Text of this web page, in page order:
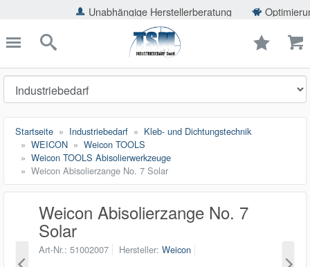
Unabhängige Herstellerberatung Optimierung der
schließen
Suche
Startseite Industriebedarf
Kleb- und Dichtungstechnik
WEICON
Weicon TOOLS
Weicon TOOLS Abisolierwerkzeuge
Weicon Abisolierzange No. 7 Solar
Weicon Abisolierzange No. 7
Solar
Art-Nr. 51002007 Hersteller Weicon